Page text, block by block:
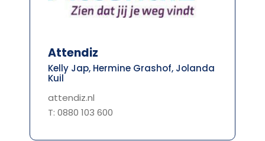
Attendiz
Kelly Jap, Hermine Grashof, Jolanda
Kuil
attendiz.nl
T: 0880 103 600